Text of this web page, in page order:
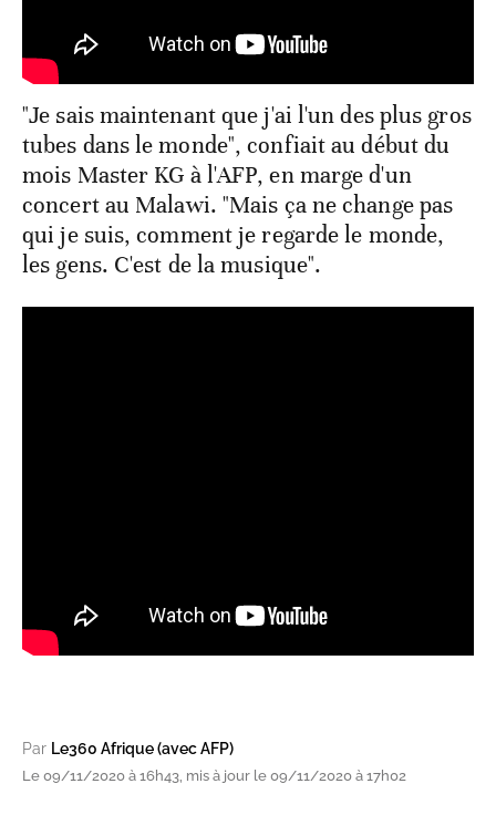
"Je sais maintenant que j'ai l'un des plus gros
tubes dans le monde", confiait au début du
mois Master KG à l'AFP, en marge d'un
concert au Malawi. "Mais ça ne change pas
qui je suis, comment je regarde le monde,
les gens. C'est de la musique".
Par Le360 Afrique (avec AFP)
Le 09/11/2020 à 16h43, mis à jour le 09/11/2020 à 17h02